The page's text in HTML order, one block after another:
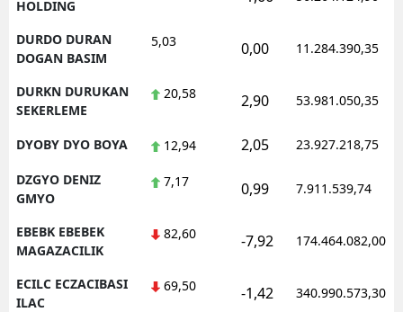
HOLDING
DURDO DURAN
DOGAN BASIM
5,03 0,00 11.284.390,35
DURKN DURUKAN
SEKERLEME
20,58 2,90 53.981.050,35
DYOBY DYO BOYA 12,94 2,05 23.927.218,75
DZGYO DENIZ
GMYO
7,17 0,99 7.911.539,74
EBEBK EBEBEK
MAGAZACILIK
82,60 -7,92 174.464.082,00
ECILC ECZACIBASI
ILAC
69,50 -1,42 340.990.573,30